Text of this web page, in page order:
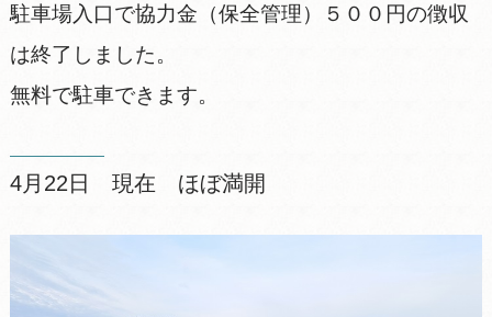
駐車場入口で協力金（保全管理）５００円の徴収
は終了しました。
無料で駐車できます。
4月22日 現在 ほぼ満開